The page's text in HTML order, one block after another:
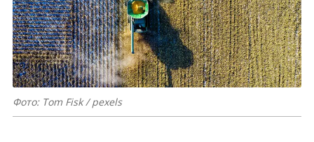
Фото: Tom Fisk / pexels